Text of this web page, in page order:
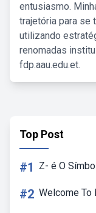
entusiasmo.
trajetória para se
utilizando
renomadas
fdp.aau.edu.et.
Top Post
#1 Z- é O
#2 Welcome To